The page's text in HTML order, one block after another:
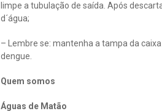
limpe a tubulação de saída. Após
d´água;
– Lembre se: mantenha a tampa da
dengue.
Quem somos
Águas de Matão